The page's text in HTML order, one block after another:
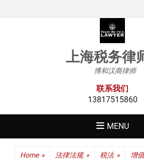
上海税务律
博和汉商律师
联系我们
13817515860
MENU
Home » 法律法规 » 税法 » 增